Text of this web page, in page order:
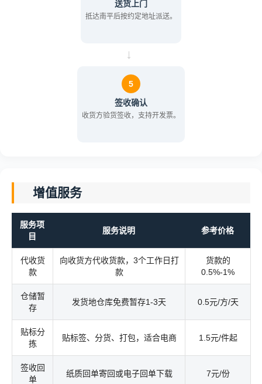
送货上门
抵达南平后按约定地址派送。
→
5
签收确认
收货方验货签收，支持开发票。
增值服务
服务项
目
服务说明 参考价格
代收货
款
向收货方代收货款，3个工作日打
款
货款的
0.5%-1%
仓储暂
存
发货地仓库免费暂存1-3天 0.5元/方/天
贴标分
拣
贴标签、分货、打包，适合电商 1.5元/件起
签收回
单
纸质回单寄回或电子回单下载 7元/份